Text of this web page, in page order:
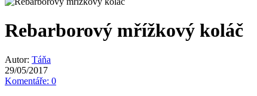
Rebarborový mřížkový koláč
Autor: Táňa
29/05/2017
Komentáře: 0